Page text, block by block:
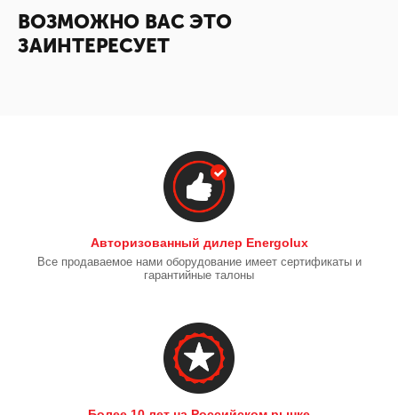
ВОЗМОЖНО ВАС ЭТО
ЗАИНТЕРЕСУЕТ
Авторизованный дилер Energolux
Все продаваемое нами оборудование имеет сертификаты и
гарантийные талоны